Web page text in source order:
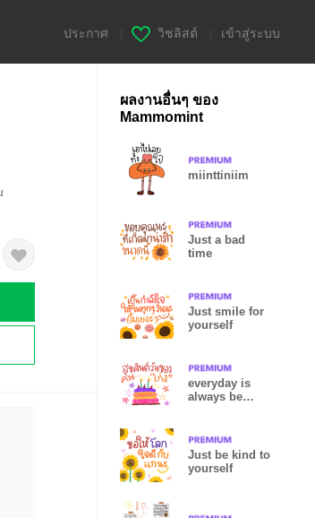
ประกาศ วิชลิสต์ เข้าสู่ระบบ
ผลงานอื่นๆ ของ
Mammomint
miinttiniim
Just a bad
time
Just smile for
yourself
everyday is
always be
Just be kind to
yourself